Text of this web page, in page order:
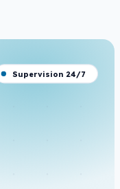
Supervision 24/7